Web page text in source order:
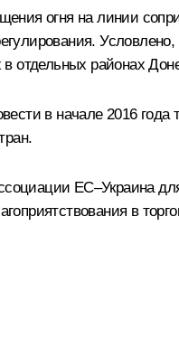
огня на линии
Условлено,
отдельных районах
в начале 2016
EC–Украина для
в